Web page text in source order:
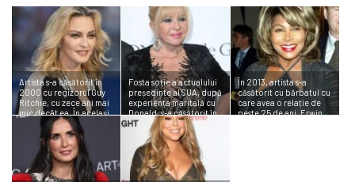
Artista s-a căsătorit în
2000 cu regizorul Guy
Ritchie, cu zece ani mai
mic decât ea. În același
an s-a născut fiul lor,
Rocco, iar opt ani mai
târziu au adoptat un
băiețel pe nume David.
Din păcate, după
adopție au și divorțat.
Fosta soție a actualului
președinte al SUA, după
experiența maritală cu
Donald, s-a căsătorit în
2008 cu Rossano
Rubicondi. Ea avea 59
de ani, iar el 36. Au
divorțat însă după un an
de zile.
În 2013, artista s-a
căsătorit cu bărbatul cu
care avea o relație de
peste 25 de ani, Erwin